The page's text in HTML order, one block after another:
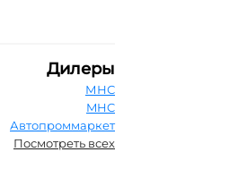
Дилеры
МНС
MHC
Автопроммаркет
Посмотреть всех